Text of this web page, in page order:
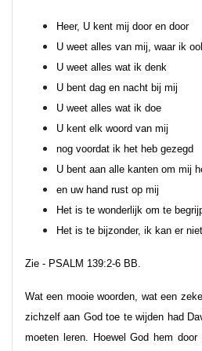
Heer, U kent mij door en door
U weet alles van mij, waar ik
U weet alles wat ik denk
U bent dag en nacht bij mij
U weet alles wat ik doe
U kent elk woord van mij
nog voordat ik het heb gezegd
U bent aan alle kanten om mij
en uw hand rust op mij
Het is te wonderlijk om te
Het is te bijzonder, ik kan er
Zie - PSALM 139:2-6 BB.
Wat een mooie woorden, wat een
zichzelf aan God toe te wijden had
moeten leren. Hoewel God hem